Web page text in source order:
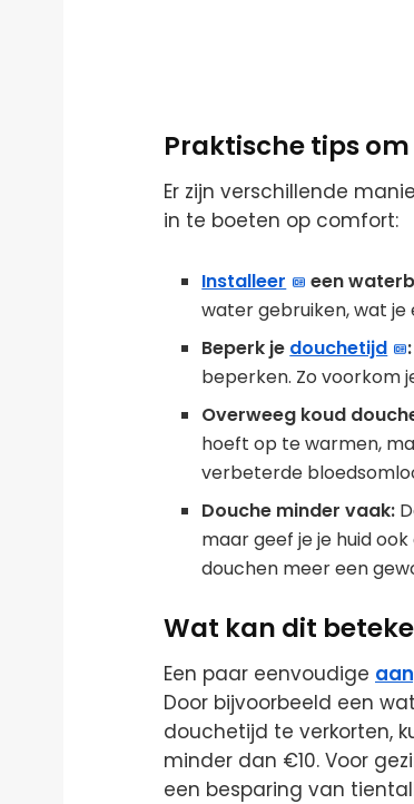
Praktische tips
Er zijn verschillende
in te boeten op comfort:
Installeer een
water gebruiken, wat je
Beperk je douchetijd :
beperken. Zo voorkom
Overweeg koud
hoeft op te warmen,
verbeterde
Douche minder vaak:
maar geef je je huid
douchen meer een
Wat kan dit
Een paar eenvoudige
Door bijvoorbeeld een
douchetijd te verkorten,
minder dan €10. Voor
een besparing van